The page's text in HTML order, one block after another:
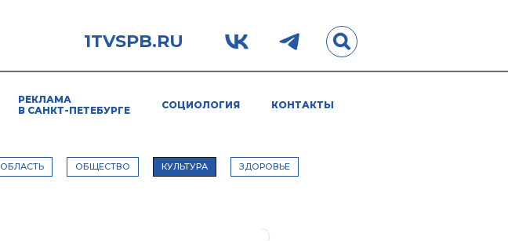
1TVSPB.RU
РЕКЛАМА
В САНКТ-ПЕТЕБУРГЕ
СОЦИОЛОГИЯ КОНТАКТЫ
ОБЛАСТЬ ОБЩЕСТВО КУЛЬТУРА ЗДОРОВЬЕ